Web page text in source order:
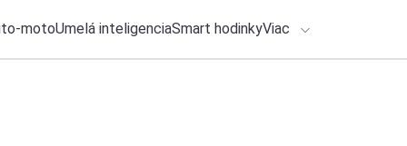
motoUmelá inteligenciaSmart hodinkyViac